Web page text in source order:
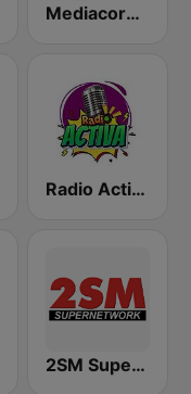
Mediacorp CAPITAL 958
Radio Activa
2SM Super Radio